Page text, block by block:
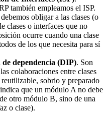
también empleamos el ISP.
obligar a las clases (o
clases o interfaces que no
ocurre cuando una clase
de los que necesita para sí
dependencia (DIP). Son
colaboraciones entre clases
sobrio y preparado
que un módulo A no debe
otro módulo B, sino de una
o clase).